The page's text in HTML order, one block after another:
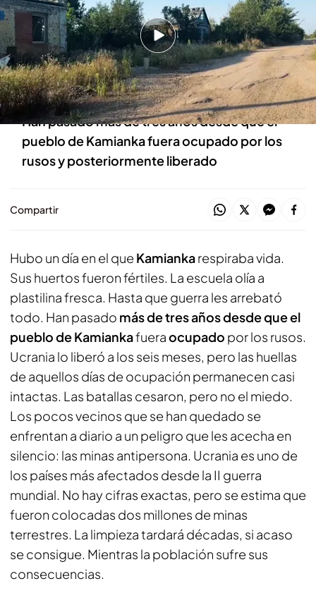
Lara Escudero
27 DIC 2025 - 21:58h.
Los pocos vecinos que se han quedado se
enfrentan a diario a un peligro que les acecha
en silencio: las minas antipersona
Han pasado más de tres años desde que el
pueblo de Kamianka fuera ocupado por los
rusos y posteriormente liberado
Compartir
Hubo un día en el que Kamiankarespiraba vida.
Sus huertos fueron fértiles. La escuela olía a
plastilina fresca. Hasta que guerra les arrebató
todo. Han pasado más de tres años desde que el
pueblo de Kamiankafueraocupado por los rusos.
Ucrania lo liberó a los seis meses, pero las huellas
de aquellos días de ocupación permanecen casi
intactas. Las batallas cesaron, pero no el miedo.
Los pocos vecinos que se han quedado se
enfrentan a diario a un peligro que les acecha en
silencio: las minas antipersona. Ucrania es uno de
los países más afectados desde la II guerra
mundial. No hay cifras exactas, pero se estima que
fueron colocadas dos millones de minas
terrestres. La limpieza tardará décadas, si acaso
se consigue. Mientras la población sufre sus
consecuencias.